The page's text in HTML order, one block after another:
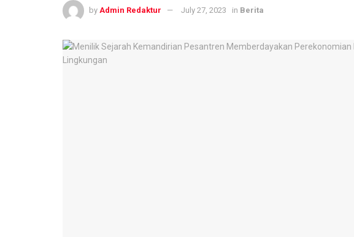
by Admin Redaktur July 27, 2023 in Berita